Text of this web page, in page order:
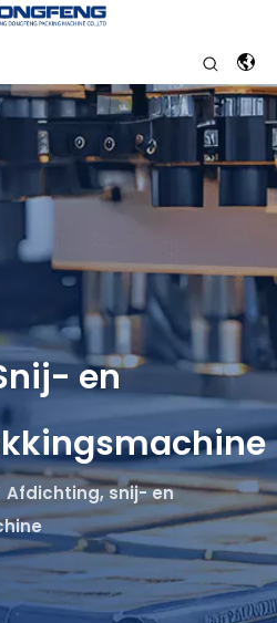
en
Afdichting, snij- en